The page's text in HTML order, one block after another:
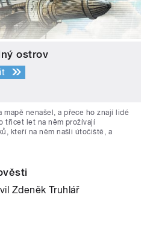
ostrov
nenašel, a přece ho znají lidé
třicet let na něm prožívají
kteří na něm našli útočiště, a
Zdeněk Truhlář